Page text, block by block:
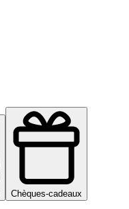
Chèques-cadeaux